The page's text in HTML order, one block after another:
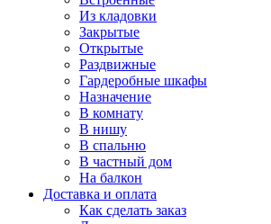
Из кладовки
Закрытые
Открытые
Раздвижные
Гардеробные шкафы
Назначение
В комнату
В нишу
В спальню
В частный дом
На балкон
Доставка и оплата
Как сделать заказ